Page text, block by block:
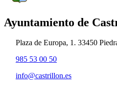
Ayuntamiento de
Plaza de Europa, 1. 33450
985 53 00 50
info@castrillon.es